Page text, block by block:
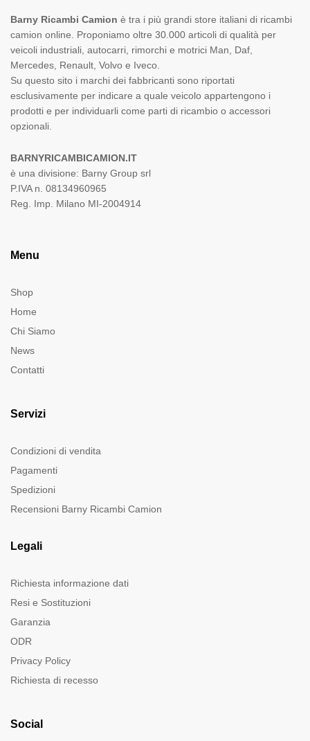
Barny Ricambi Camion è tra i più grandi store italiani di ricambi
camion online. Proponiamo oltre 30.000 articoli di qualità per
veicoli industriali, autocarri, rimorchi e motrici Man, Daf,
Mercedes, Renault, Volvo e Iveco.
Su questo sito i marchi dei fabbricanti sono riportati
esclusivamente per indicare a quale veicolo appartengono i
prodotti e per individuarli come parti di ricambio o accessori
opzionali.
BARNYRICAMBICAMION.IT
è una divisione: Barny Group srl
P.IVA n. 08134960965
Reg. Imp. Milano MI-2004914
Menu
Shop
Home
Chi Siamo
News
Contatti
Servizi
Condizioni di vendita
Pagamenti
Spedizioni
Recensioni Barny Ricambi Camion
Legali
Richiesta informazione dati
Resi e Sostituzioni
Garanzia
ODR
Privacy Policy
Richiesta di recesso
Social